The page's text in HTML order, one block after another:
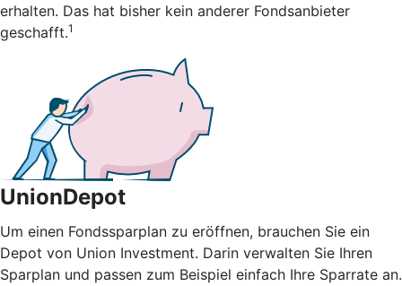
erhalten. Das hat bisher kein anderer Fondsanbieter
geschafft.1
UnionDepot
Um einen Fondssparplan zu eröffnen, brauchen Sie ein
Depot von Union Investment. Darin verwalten Sie Ihren
Sparplan und passen zum Beispiel einfach Ihre Sparrate an.